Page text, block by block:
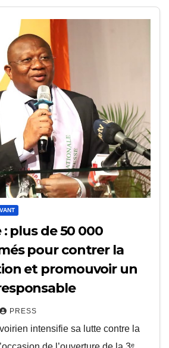
: plus de 50 000
pour contrer la
et promouvoir un
PRESS
intensifie sa lutte contre la